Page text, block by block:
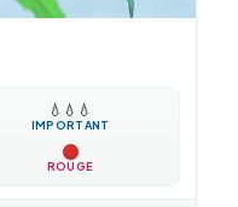
💧 💧 💧
IMPORTANT
ROUGE